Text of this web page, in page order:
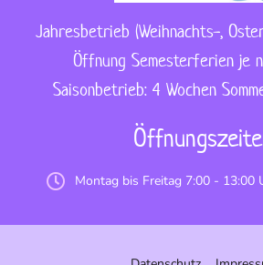
Jahresbetrieb (Weihnachts-,
Öffnung Semesterferien je
Saisonbetrieb: 4 Wochen
Montag bis Freitag 7:00 - 13:00